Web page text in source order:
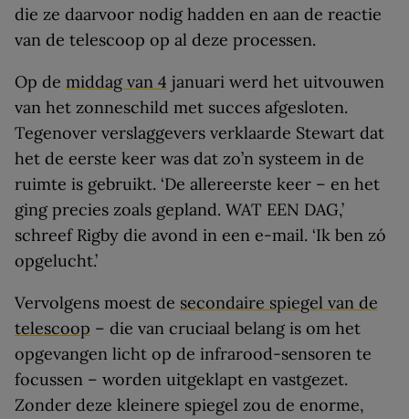
die ze daarvoor nodig hadden en aan de reactie
van de telescoop op al deze processen.
Op de middag van 4 januari werd het uitvouwen
van het zonneschild met succes afgesloten.
Tegenover verslaggevers verklaarde Stewart dat
het de eerste keer was dat zo’n systeem in de
ruimte is gebruikt. ‘De allereerste keer – en het
ging precies zoals gepland. WAT EEN DAG,’
schreef Rigby die avond in een e-mail. ‘Ik ben zó
opgelucht.’
Vervolgens moest de secondaire spiegel van de
telescoop – die van cruciaal belang is om het
opgevangen licht op de infrarood-sensoren te
focussen – worden uitgeklapt en vastgezet.
Zonder deze kleinere spiegel zou de enorme,